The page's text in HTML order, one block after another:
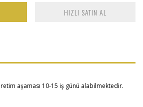
HIZLI SATIN AL
aşaması 10-15 iş günü alabilmektedir.